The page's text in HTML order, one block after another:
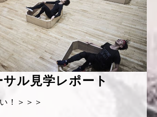
ル見学レポート
！＞＞＞